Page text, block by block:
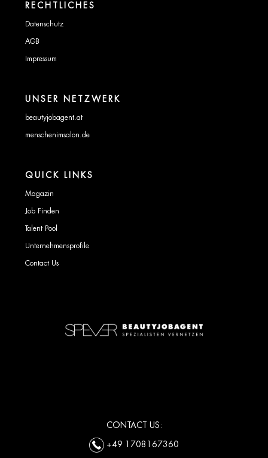
RECHTLICHES
Datenschutz
AGB
Impressum
UNSER NETZWERK
beautyjobagent.at
menschenimsalon.de
QUICK LINKS
Magazin
Job Finden
Talent Pool
Unternehmensprofile
Contact Us
CONTACT US:
+49 1708167360